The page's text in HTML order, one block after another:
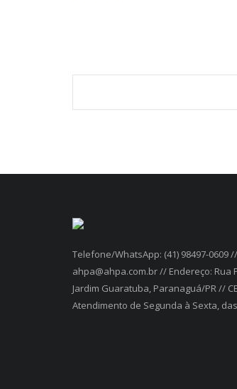
Telefone/WhatsApp: (41) 98497-0609
ahpa@ahpa.com.br // Endereço: Rua
Jardim Guaratuba, Paranaguá/PR //
Atendimento de Segunda à Sexta,